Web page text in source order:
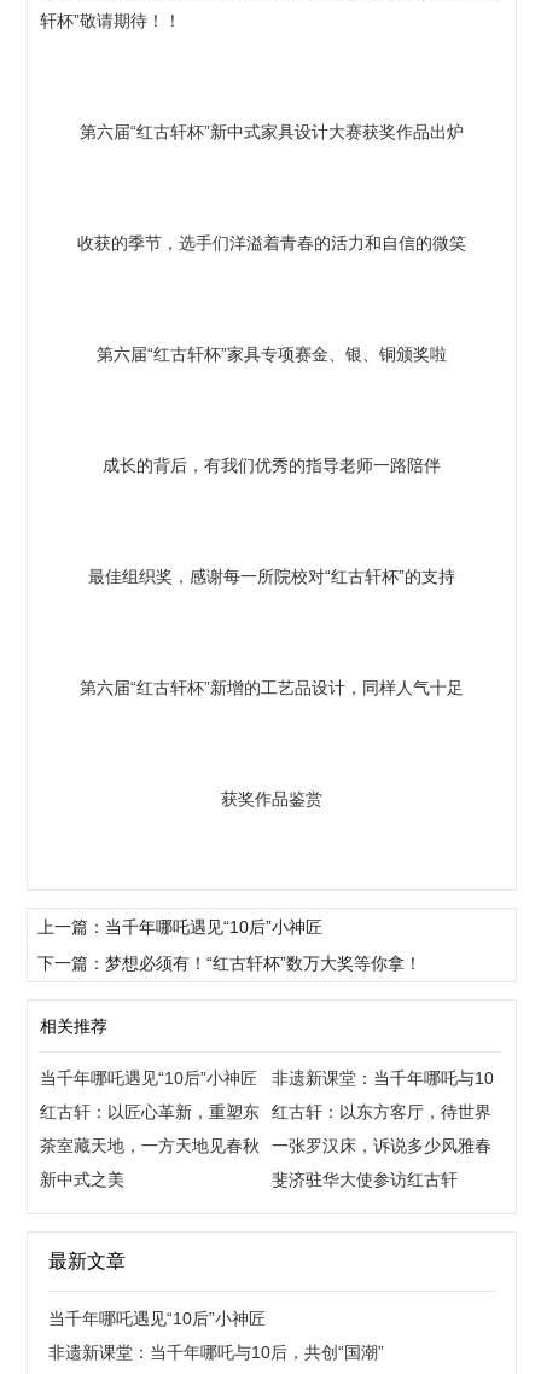
轩杯”敬请期待！！
第六届“红古轩杯”新中式家具设计大赛获奖作品出炉
收获的季节，选手们洋溢着青春的活力和自信的微笑
第六届“红古轩杯”家具专项赛金、银、铜颁奖啦
成长的背后，有我们优秀的指导老师一路陪伴
最佳组织奖，感谢每一所院校对“红古轩杯”的支持
第六届“红古轩杯”新增的工艺品设计，同样人气十足
获奖作品鉴赏
上一篇：当千年哪吒遇见“10后”小神匠
下一篇：梦想必须有！“红古轩杯”数万大奖等你拿！
相关推荐
当千年哪吒遇见“10后”小神匠
非遗新课堂：当千年哪吒与10
后，共创“国潮”
红古轩：以匠心革新，重塑东
方生活美学
红古轩：以东方客厅，待世界
来宾
茶室藏天地，一方天地见春秋
一张罗汉床，诉说多少风雅春
秋
新中式之美 斐济驻华大使参访红古轩
最新文章
当千年哪吒遇见“10后”小神匠
非遗新课堂：当千年哪吒与10后，共创“国潮”